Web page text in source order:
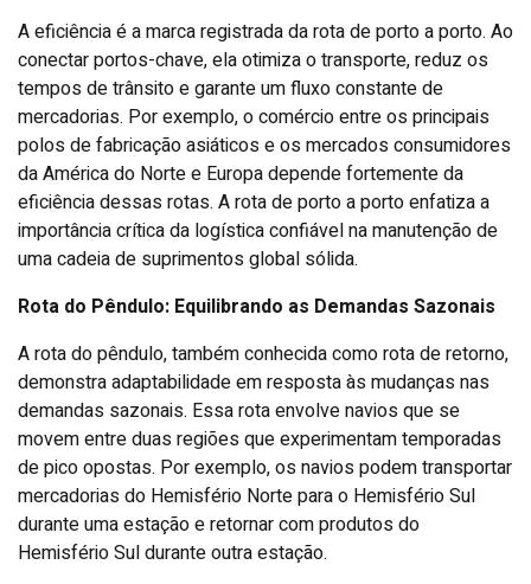
A eficiência é a marca registrada da rota de porto a porto. Ao
conectar portos-chave, ela otimiza o transporte, reduz os
tempos de trânsito e garante um fluxo constante de
mercadorias. Por exemplo, o comércio entre os principais
polos de fabricação asiáticos e os mercados consumidores
da América do Norte e Europa depende fortemente da
eficiência dessas rotas. A rota de porto a porto enfatiza a
importância crítica da logística confiável na manutenção de
uma cadeia de suprimentos global sólida.
Rota do Pêndulo: Equilibrando as Demandas Sazonais
A rota do pêndulo, também conhecida como rota de retorno,
demonstra adaptabilidade em resposta às mudanças nas
demandas sazonais. Essa rota envolve navios que se
movem entre duas regiões que experimentam temporadas
de pico opostas. Por exemplo, os navios podem transportar
mercadorias do Hemisfério Norte para o Hemisfério Sul
durante uma estação e retornar com produtos do
Hemisfério Sul durante outra estação.